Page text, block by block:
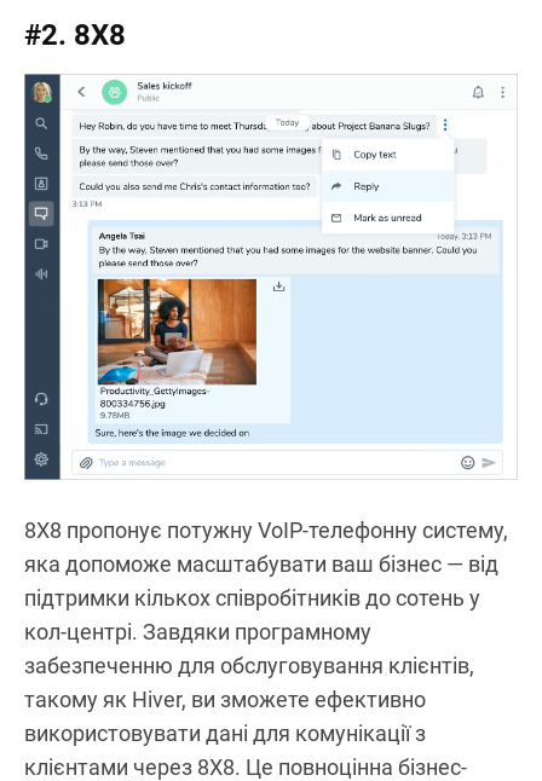
#2. 8X8
8X8 пропонує потужну VoIP-телефонну систему,
яка допоможе масштабувати ваш бізнес — від
підтримки кількох співробітників до сотень у
кол-центрі. Завдяки програмному
забезпеченню для обслуговування клієнтів,
такому як Hiver, ви зможете ефективно
використовувати дані для комунікації з
клієнтами через 8X8. Це повноцінна бізнес-